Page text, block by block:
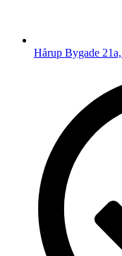
Hårup Bygade